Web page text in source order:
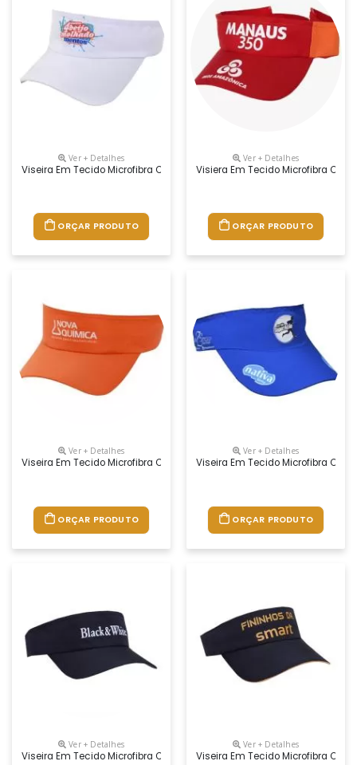
Ver + Detalhes
Viseira Em Tecido Microfibra Com Regulador Na Nuca De Velcro E
ORÇAR PRODUTO
Ver + Detalhes
Visiera Em Tecido Microfibra Com
ORÇAR PRODUTO
Ver + Detalhes
Viseira Em Tecido Microfibra Com Regulador Na Nuca De Velcro E
ORÇAR PRODUTO
Ver + Detalhes
Viseira Em Tecido Microfibra Com
ORÇAR PRODUTO
Ver + Detalhes
Viseira Em Tecido Microfibra Com Reg. De Plástico E Logotipo Silkscreen
Ver + Detalhes
Viseira Em Tecido Microfibra Com